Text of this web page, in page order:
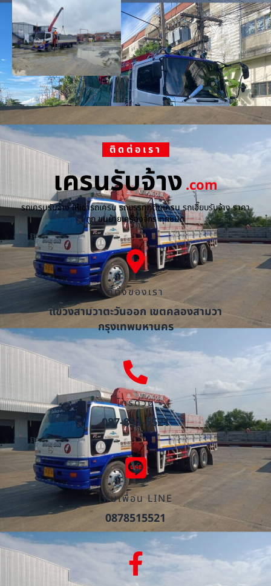
ติดต่อเรา
เครนรับจ้าง.com
รถเครนรับจ้าง ให้เช่ารถเครน รถบรรทุกติดเครน รถเฮี๊ยบรับจ้าง ราคา
ถูก ขนย้ายเครื่องจักร ทุกชนิด
ที่ตั้งของเรา
แขวงสามวาตะวันออก เขตคลองสามวา
กรุงเทพมหานคร
โทรด่วน
087-851-5521
เพิ่มเพื่อน LINE
0878515521